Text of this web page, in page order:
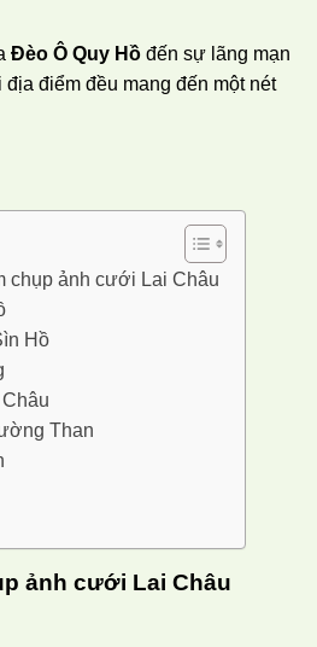
Đèo Ô Quy Hồ đến sự lãng mạn
địa điểm đều mang đến một nét
chụp ảnh cưới Lai Châu
Hồ
Than
ảnh cưới Lai Châu